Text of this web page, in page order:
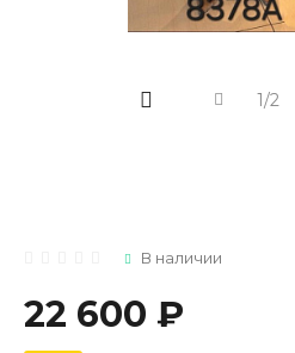
1/2
В наличии
22 600 ₽